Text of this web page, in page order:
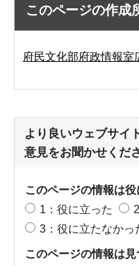
このページの作成
府民文化部府政情報
より良いウェブサイ
意見をお聞かせくだ
このページの情報は
1：役に立った
3：役に立たなかっ
このページの情報は